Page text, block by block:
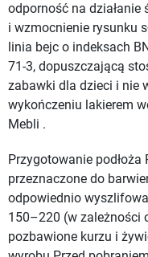
odporność na działanie
i wzmocnienie rysunku
linia bejc o indeksach
71-3, dopuszczającą
zabawki dla dzieci i nie
wykończeniu lakierem
Mebli .
Przygotowanie
przeznaczone do
odpowiednio
150–220 (w zależności
pozbawione kurzu i